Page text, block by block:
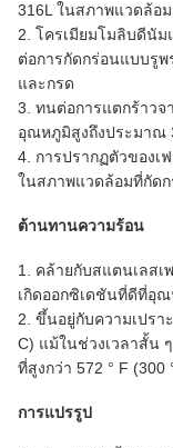
316L ในสภาพแวดล้อ
2. โครเมียมโมลิบดีนั
ต่อการกัดกร่อนแบบรู
และกรด
3. ทนต่อการแตกร้าวจ
อุณหภูมิสูงถึงประมาณ
4. การปรากฏตัวของเ
ในสภาพแวดล้อมที่กัด
ต้านทานความร้อน
1. คล้ายกับสแตนเลสเ
เกิดออกซิเดชันที่ดีที่อุ
2. ขึ้นอยู่กับความเปรา
C) แม้ในช่วงเวลาสั้น ๆ
ที่สูงกว่า 572 ° F (300
การแปรรูป